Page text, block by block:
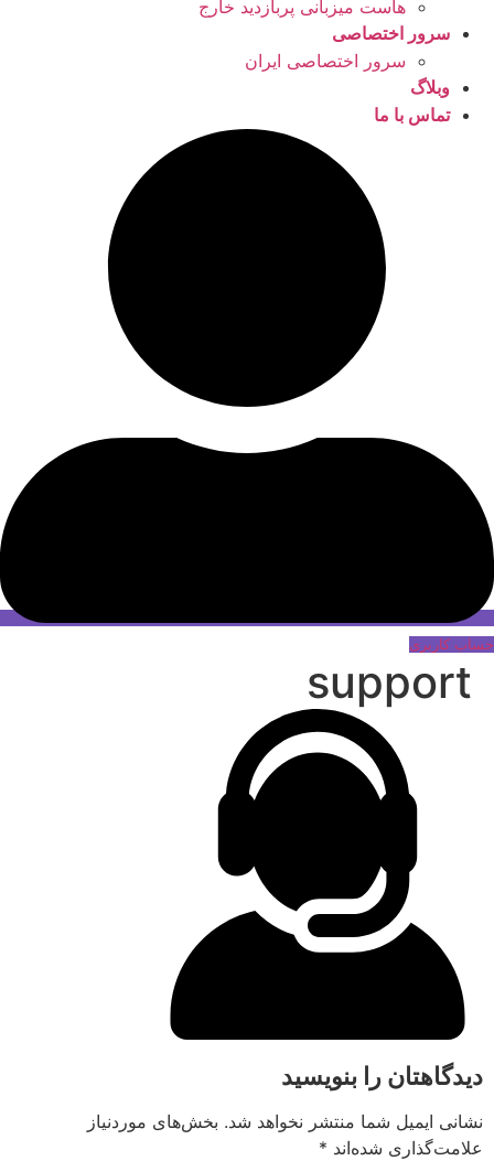
هاست میزبانی پربازدید خارج
سرور اختصاصی
سرور اختصاصی ایران
وبلاگ
تماس با ما
حساب کاربری
support
دیدگاهتان را بنویسید
نشانی ایمیل شما منتشر نخواهد شد. بخش‌های موردنیاز
علامت‌گذاری شده‌اند *